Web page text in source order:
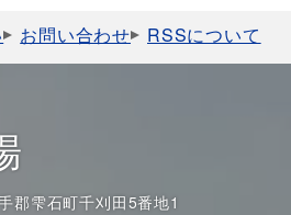
お問い合わせ RSSについて
雫石町千刈田5番地1